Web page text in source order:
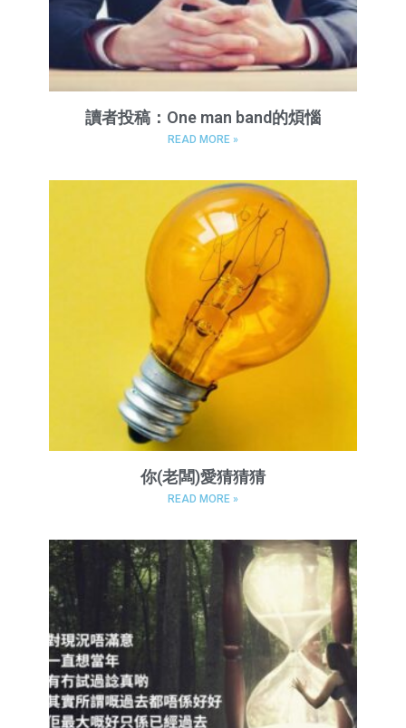
讀者投稿：One man band的煩惱
READ MORE »
你(老闆)愛猜猜猜
READ MORE »